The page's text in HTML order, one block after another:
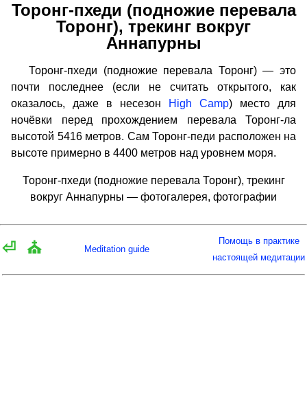
Торонг-пхеди (подножие перевала
Торонг), трекинг вокруг
Аннапурны
Торонг-пхеди (подножие перевала Торонг) — это
почти последнее (если не считать открытого, как
оказалось, даже в несезон
High Camp) место для
ночёвки перед прохождением перевала Торонг-ла
высотой 5416 метров. Сам Торонг-педи расположен на
высоте примерно в 4400 метров над уровнем моря.
Торонг-пхеди (подножие перевала Торонг), трекинг
вокруг Аннапурны — фотогалерея, фотографии
⏎ ⛪ Meditation guide
Помощь в практике
настоящей медитации